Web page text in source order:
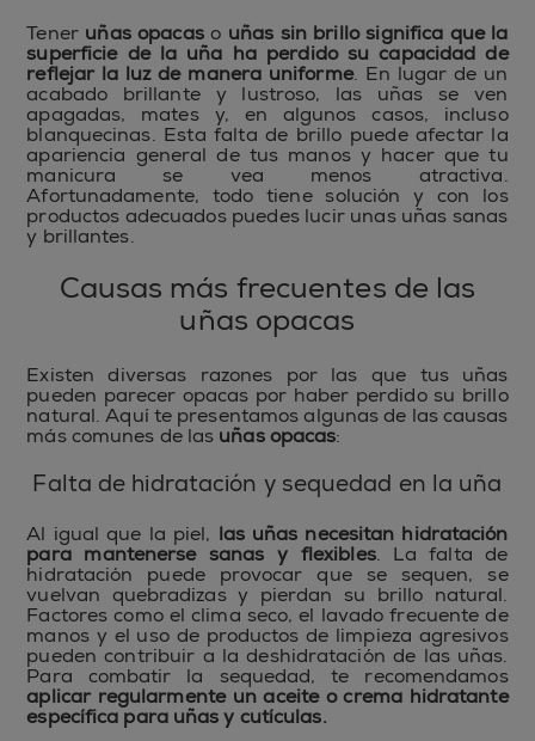
Tener uñas opacaso uñas sin brillo significa que la
superficie de la uña ha perdido su capacidad de
reflejar la luz de manera uniforme. En lugar de un
acabado brillante y lustroso, las uñas se ven
apagadas, mates y, en algunos casos, incluso
blanquecinas. Esta falta de brillo puede afectar la
apariencia general de tus manos y hacer que tu
manicura se vea menos atractiva.
Afortunadamente, todo tiene solución y con los
productos adecuados puedes lucir unas uñas sanas
y brillantes.
Causas más frecuentes de las
uñas opacas
Existen diversas razones por las que tus uñas
pueden parecer opacas por haber perdido su brillo
natural. Aquí te presentamos algunas de las causas
más comunes de las uñas opacas:
Falta de hidratación y sequedad en la uña
Al igual que la piel, las uñas necesitan hidratación
para mantenerse sanas y flexibles. La falta de
hidratación puede provocar que se sequen, se
vuelvan quebradizas y pierdan su brillo natural.
Factores como el clima seco, el lavado frecuente de
manos y el uso de productos de limpieza agresivos
pueden contribuir a la deshidratación de las uñas.
Para combatir la sequedad, te recomendamos
aplicar regularmente un aceite o crema hidratante
específica para uñas y cutículas.